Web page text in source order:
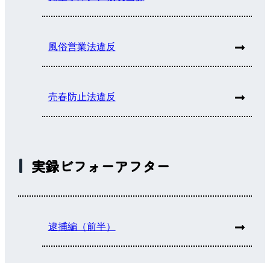
風俗営業法違反
売春防止法違反
実録ビフォーアフター
逮捕編（前半）